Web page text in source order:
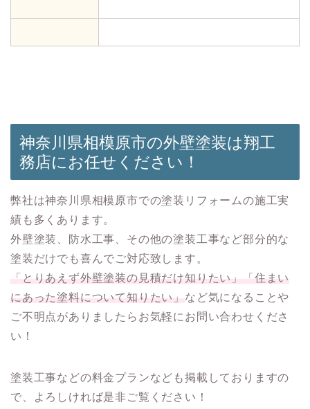
神奈川県相模原市の外壁塗装は翔工
務店にお任せください！
弊社は神奈川県相模原市での塗装リフォームの施工実
績も多くあります。
外壁塗装、防水工事、その他の塗装工事など部分的な
塗装だけでも喜んでご対応致します。
「とりあえず外壁塗装の見積だけ知りたい」「住まい
にあった塗料について知りたい」 など気になることや
ご不明点がありましたらお気軽にお問い合わせくださ
い！
塗装工事などの料金プランなども掲載しておりますの
で、よろしければ是非ご覧ください！